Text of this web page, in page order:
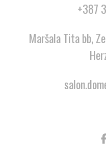
+387
Maršala Tita bb,